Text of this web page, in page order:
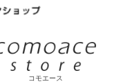
コモエース